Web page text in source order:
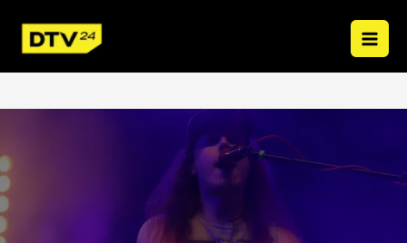
treści